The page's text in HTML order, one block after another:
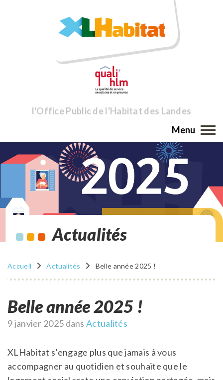
l'Office Public de l'Habitat des Landes
Menu
Actualités
Accueil Actualités Belle année 2025 !
Belle année 2025 !
Publié
9 janvier 2025 dansActualités
XLHabitat s’engage plus que jamais à vous
accompagner au quotidien et souhaite que le